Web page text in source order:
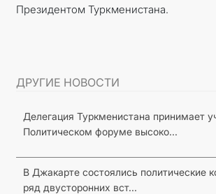
Президентом Туркменистана.
ДРУГИЕ НОВОСТИ
Делегация Туркменистана принимает
Политическом форуме высоко...
В Джакарте состоялись политические
ряд двусторонних вст...